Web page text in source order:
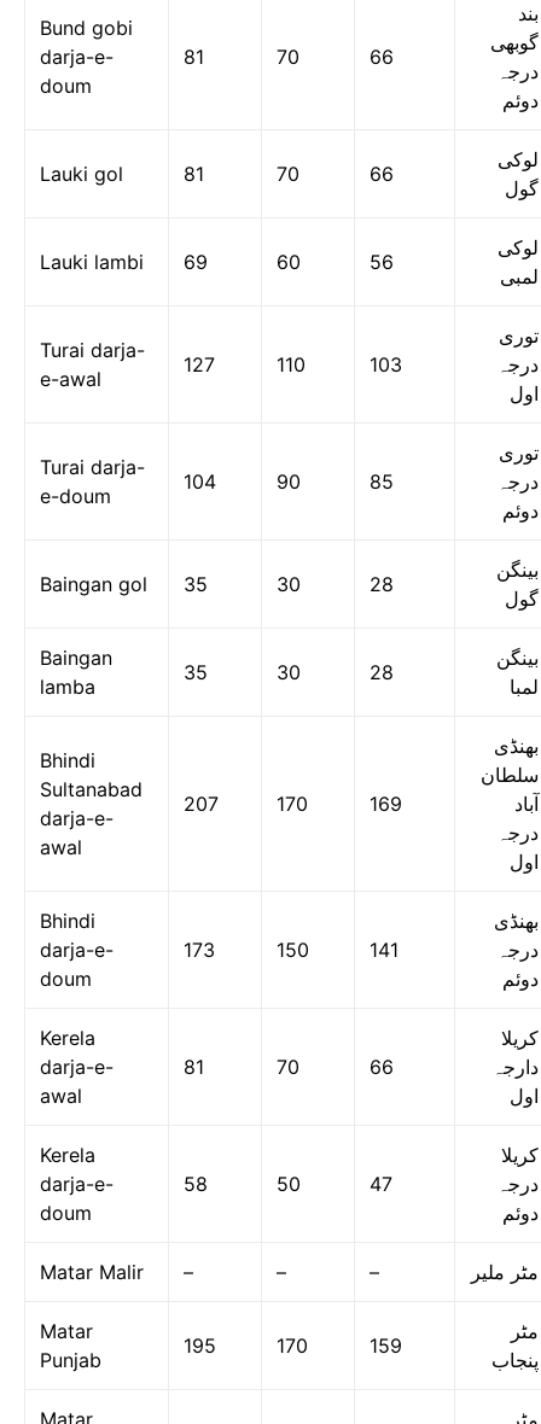
Bund gobi
darja-e-
doum
81 70 66
بند
گوبھی
درجہ
دوئم
Lauki gol 81 70 66
لوکی
گول
Lauki lambi 69 60 56
لوکی
لمبی
Turai darja-
e-awal
127 110 103
توری
درجہ
اول
Turai darja-
e-doum
104 90 85
توری
درجہ
دوئم
Baingan gol 35 30 28
بینگن
گول
Baingan
lamba
35 30 28
بینگن
لمبا
Bhindi
Sultanabad
darja-e-
awal
207 170 169
بھنڈی
سلطان
آباد
درجہ
اول
Bhindi
darja-e-
doum
173 150 141
بھنڈی
درجہ
دوئم
Kerela
darja-e-
awal
81 70 66
کریلا
دارجہ
اول
Kerela
darja-e-
doum
58 50 47
کریلا
درجہ
دوئم
Matar Malir – – – مٹر ملیر
Matar
Punjab
195 170 159
مٹر
پنجاب
Matar مٹر